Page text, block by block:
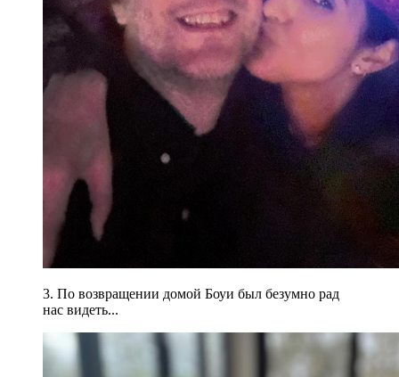
3. По возвращении домой Боуи был безумно рад
нас видеть...